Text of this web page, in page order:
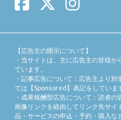
【広告主の開示について】
・当サイトは、主に広告主の皆様
ています。
・記事広告について：広告主より
ては【Sponsored】表記をしていま
・成果報酬型広告について：読者
画像リンクを経由してリンク先サ
品・サービスの申込・予約・購入な